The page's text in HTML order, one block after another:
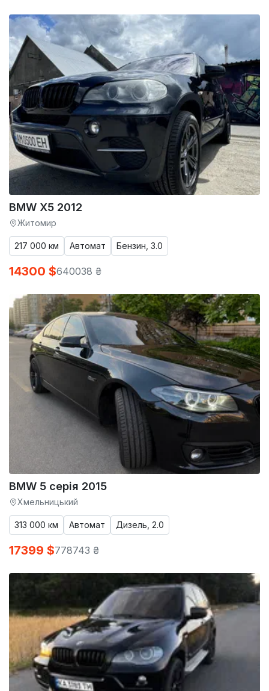
BMW X5 2012
Житомир
217 000 км Автомат Бензин, 3.0
14300 $640038 ₴
BMW 5 серія 2015
Хмельницький
313 000 км Автомат Дизель, 2.0
17399 $778743 ₴